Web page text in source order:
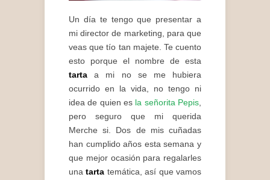
Un día te tengo que presentar a
mi director de marketing, para que
veas que tío tan majete. Te cuento
esto porque el nombre de esta
tarta a mi no se me hubiera
ocurrido en la vida, no tengo ni
idea de quien es la señorita Pepis
pero seguro que mi querida
Merche si. Dos de mis cuñadas
han cumplido años esta semana y
que mejor ocasión para regalarles
una tarta temática, así que vamos